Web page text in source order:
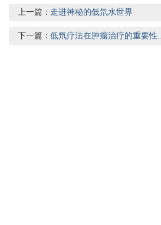
上一篇： 走进神秘的低氘水世界
下一篇：低氘疗法在肿瘤治疗的重要性...